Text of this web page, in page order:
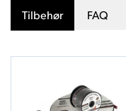
Tilbehør
FAQ